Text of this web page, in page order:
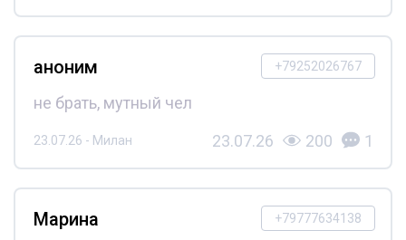
+79252026767
аноним
не брать, мутный чел
23.07.26 - Милан 23.07.26 200 1
+79777634138
Марина